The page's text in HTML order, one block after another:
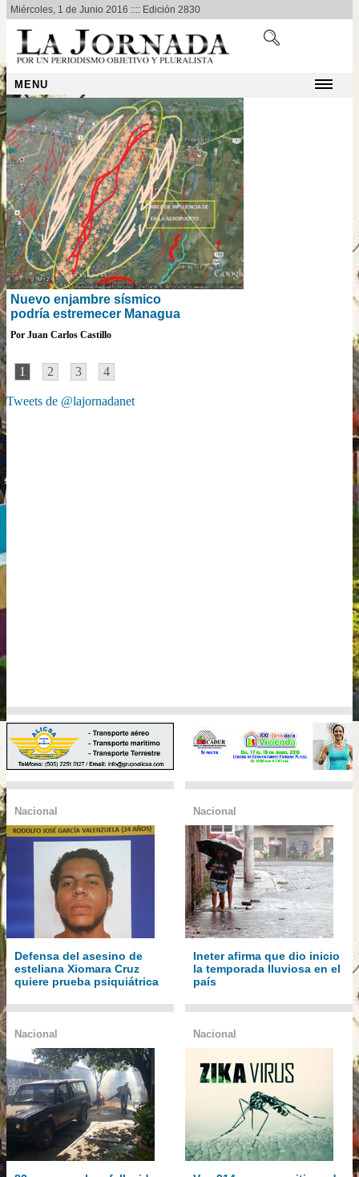
Miércoles, 1 de Junio 2016 :::: Edición 2830
MENU
Nuevo enjambre sísmico
podría estremecer Managua
Por Juan Carlos Castillo
1 2 3 4
Tweets de @lajornadanet
Nacional
Defensa del asesino de
esteliana Xiomara Cruz
quiere prueba psiquiátrica
Nacional
Ineter afirma que dio inicio
la temporada lluviosa en el
país
Nacional Nacional